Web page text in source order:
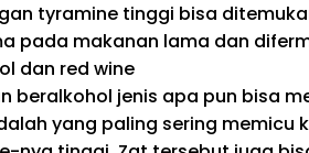
tyramine tinggi bisa
pada makanan lama dan
dan red wine
beralkohol jenis apa pun bisa
yang paling sering memicu